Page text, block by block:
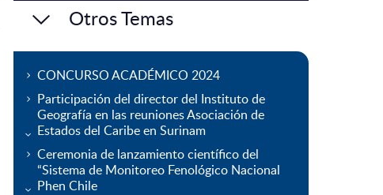
Otros Temas
CONCURSO ACADÉMICO 2024
Participación del director del Instituto de
Geografía en las reuniones Asociación de
Estados del Caribe en Surinam
Ceremonia de lanzamiento científico del
“Sistema de Monitoreo Fenológico Nacional
Phen Chile